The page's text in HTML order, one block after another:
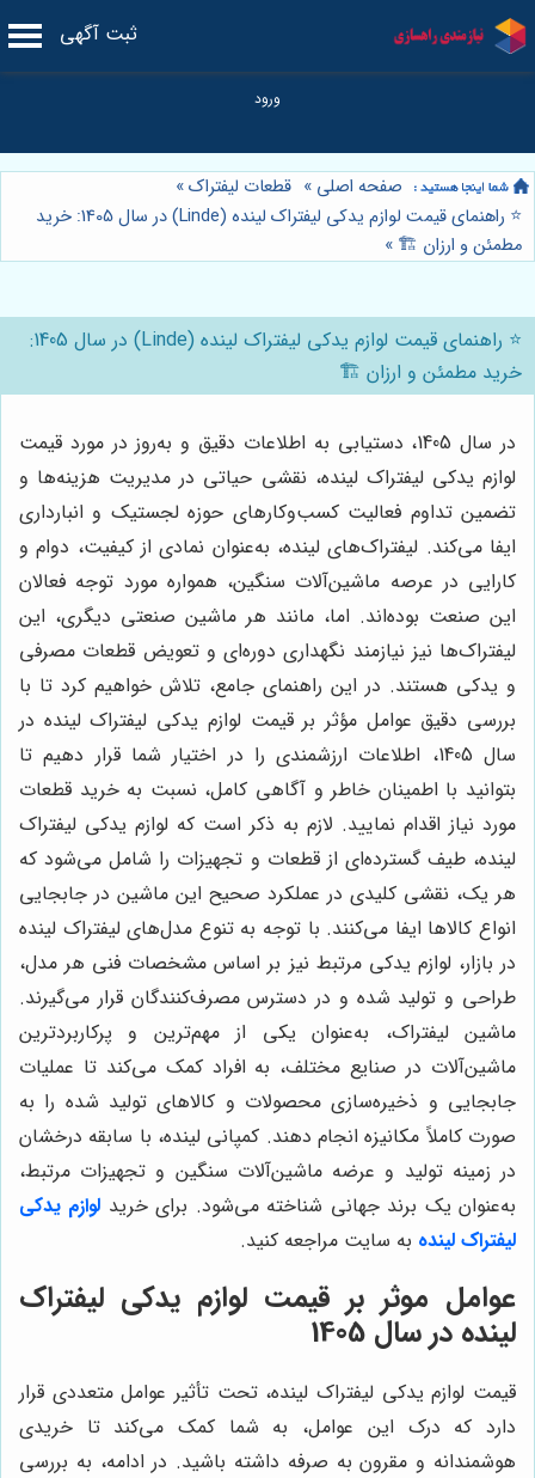
ثبت آگهی
صفحه اصلی » قطعات لیفتراک»
⭐️ راهنمای قیمت لوازم یدکی لیفتراک لینده (Linde) در سال 1405: خرید
مطمئن و ارزان 🏗️ »
⭐️ راهنمای قیمت لوازم یدکی لیفتراک لینده (Linde) در سال 1405:
خرید مطمئن و ارزان 🏗️
در سال 1405، دستیابی به اطلاعات دقیق و به‌روز در مورد قیمت
لوازم یدکی لیفتراک لینده، نقشی حیاتی در مدیریت هزینه‌ها و
تضمین تداوم فعالیت کسب‌وکارهای حوزه لجستیک و انبارداری
ایفا می‌کند. لیفتراک‌های لینده، به‌عنوان نمادی از کیفیت، دوام و
کارایی در عرصه ماشین‌آلات سنگین، همواره مورد توجه فعالان
این صنعت بوده‌اند. اما، مانند هر ماشین صنعتی دیگری، این
لیفتراک‌ها نیز نیازمند نگهداری دوره‌ای و تعویض قطعات مصرفی
و یدکی هستند. در این راهنمای جامع، تلاش خواهیم کرد تا با
بررسی دقیق عوامل مؤثر بر قیمت لوازم یدکی لیفتراک لینده در
سال 1405، اطلاعات ارزشمندی را در اختیار شما قرار دهیم تا
بتوانید با اطمینان خاطر و آگاهی کامل، نسبت به خرید قطعات
مورد نیاز اقدام نمایید. لازم به ذکر است که لوازم یدکی لیفتراک
لینده، طیف گسترده‌ای از قطعات و تجهیزات را شامل می‌شود که
هر یک، نقشی کلیدی در عملکرد صحیح این ماشین در جابجایی
انواع کالاها ایفا می‌کنند. با توجه به تنوع مدل‌های لیفتراک لینده
در بازار، لوازم یدکی مرتبط نیز بر اساس مشخصات فنی هر مدل،
طراحی و تولید شده و در دسترس مصرف‌کنندگان قرار می‌گیرند.
ماشین لیفتراک، به‌عنوان یکی از مهم‌ترین و پرکاربردترین
ماشین‌آلات در صنایع مختلف، به افراد کمک می‌کند تا عملیات
جابجایی و ذخیره‌سازی محصولات و کالاهای تولید شده را به
صورت کاملاً مکانیزه انجام دهند. کمپانی لینده، با سابقه درخشان
در زمینه تولید و عرضه ماشین‌آلات سنگین و تجهیزات مرتبط،
به‌عنوان یک برند جهانی شناخته می‌شود. برای خرید لوازم یدکی
لیفتراک لینده به سایت مراجعه کنید.
عوامل موثر بر قیمت لوازم یدکی لیفتراک
لینده در سال 1405
قیمت لوازم یدکی لیفتراک لینده، تحت تأثیر عوامل متعددی قرار
دارد که درک این عوامل، به شما کمک می‌کند تا خریدی
هوشمندانه و مقرون به صرفه داشته باشید. در ادامه، به بررسی